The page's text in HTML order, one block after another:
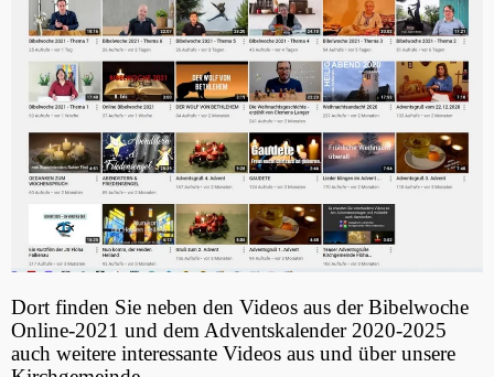
Dort finden Sie neben den Videos aus der Bibelwoche
Online-2021 und dem Adventskalender 2020-2025
auch weitere interessante Videos aus und über unsere